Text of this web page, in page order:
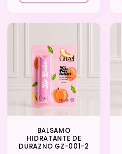
BALSAMO
HIDRATANTE DE
DURAZNO GZ-001-2